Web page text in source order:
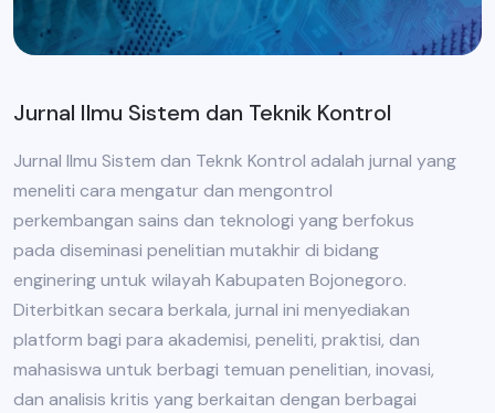
Jurnal Ilmu Sistem dan Teknik Kontrol
Jurnal Ilmu Sistem dan Teknk Kontrol adalah jurnal yang
meneliti cara mengatur dan mengontrol
perkembangan sains dan teknologi yang berfokus
pada diseminasi penelitian mutakhir di bidang
enginering untuk wilayah Kabupaten Bojonegoro.
Diterbitkan secara berkala, jurnal ini menyediakan
platform bagi para akademisi, peneliti, praktisi, dan
mahasiswa untuk berbagi temuan penelitian, inovasi,
dan analisis kritis yang berkaitan dengan berbagai